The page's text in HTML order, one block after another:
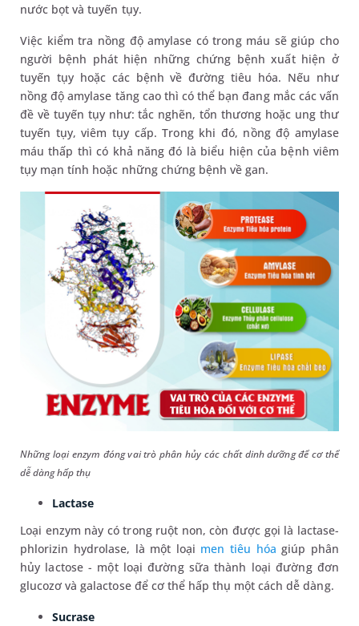
nước bọt và tuyến tụy.
Việc kiểm tra nồng độ amylase có trong máu sẽ giúp cho
người bệnh phát hiện những chứng bệnh xuất hiện ở
tuyến tụy hoặc các bệnh về đường tiêu hóa. Nếu như
nồng độ amylase tăng cao thì có thể bạn đang mắc các vấn
đề về tuyến tụy như: tắc nghẽn, tổn thương hoặc ung thư
tuyến tụy, viêm tụy cấp. Trong khi đó, nồng độ amylase
máu thấp thì có khả năng đó là biểu hiện của bệnh viêm
tụy mạn tính hoặc những chứng bệnh về gan.
Những loại enzym đóng vai trò phân hủy các chất dinh dưỡng để cơ thể
dễ dàng hấp thụ
Lactase
Loại enzym này có trong ruột non, còn được gọi là lactase-
phlorizin hydrolase, là một loại men tiêu hóa giúp phân
hủy lactose - một loại đường sữa thành loại đường đơn
glucozơ và galactose để cơ thể hấp thụ một cách dễ dàng.
Sucrase